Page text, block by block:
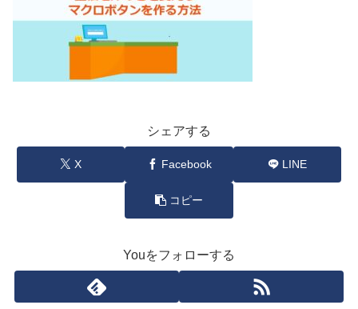
シェアする
X Facebook LINE
コピー
Youをフォローする